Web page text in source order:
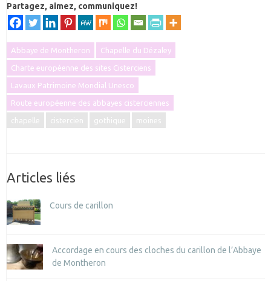
Partagez, aimez, communiquez!
Abbaye de Montheron Chapelle du Dézaley
Charte européenne des sites Cisterciens
Lavaux Patrimoine Mondial Unesco
Route européenne des abbayes cisterciennes
chapelle cistercien gothique moines
Articles liés
Cours de carillon
Accordage en cours des cloches du carillon de l’Abbaye
de Montheron